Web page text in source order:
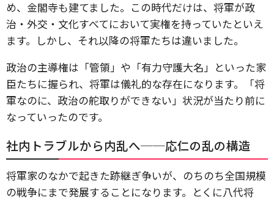
め、金閣寺も建てました。この時代だけは、将軍が政
治・外交・文化すべてにおいて実権を持っていたといえ
ます。しかし、それ以降の将軍たちは違いました。
政治の主導権は「管領」や「有力守護大名」といった家
臣たちに握られ、将軍は儀礼的な存在になります。「将
軍なのに、政治の舵取りができない」状況が当たり前に
なっていったのです。
社内トラブルから内乱へ──応仁の乱の構造
将軍家のなかで起きた跡継ぎ争いが、のちのち全国規模
の戦争にまで発展することになります。とくに八代将